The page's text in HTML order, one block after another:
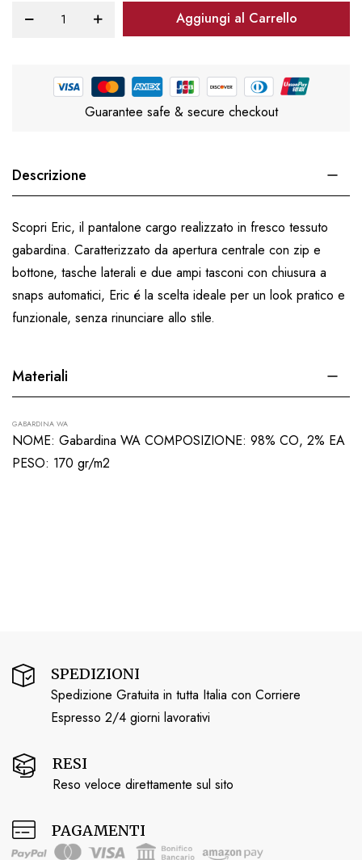
Aggiungi al Carrello
Guarantee safe & secure checkout
Descrizione
Scopri Eric, il pantalone cargo realizzato in fresco tessuto
gabardina. Caratterizzato da apertura centrale con zip e
bottone, tasche laterali e due ampi tasconi con chiusura a
snaps automatici, Eric é la scelta ideale per un look pratico e
funzionale, senza rinunciare allo stile.
Materiali
GABARDINA WA
NOME: Gabardina WA COMPOSIZIONE: 98% CO, 2% EA
PESO: 170 gr/m2
SPEDIZIONI
Spedizione Gratuita in tutta Italia con Corriere
Espresso 2/4 giorni lavorativi
RESI
Reso veloce direttamente sul sito
PAGAMENTI